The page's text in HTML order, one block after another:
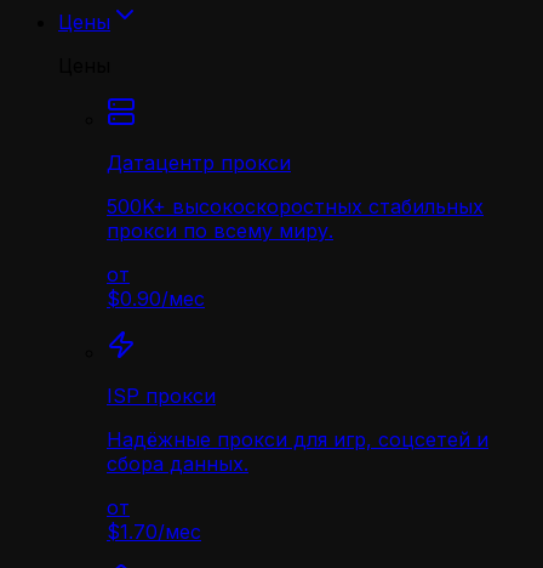
Цены
Датацентр прокси
500K+ высокоскоростных стабильных
прокси по всему миру.
от
$0.90/мес
ISP прокси
Надёжные прокси для игр, соцсетей и
сбора данных.
от
$1.70/мес